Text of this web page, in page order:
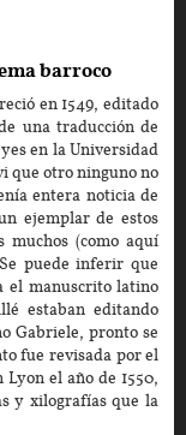
barroco
en 1549, editado
una traducción de
en la Universidad
que otro ninguno no
entera noticia de
ejemplar de estos
muchos (como aquí
puede inferir que
el manuscrito latino
estaban editando
Gabriele, pronto se
fue revisada por el
el año de 1550,
y xilografías que la